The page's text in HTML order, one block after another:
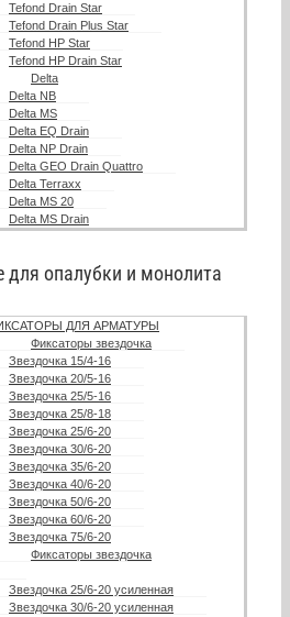
Tefond Drain Star
Tefond Drain Plus Star
Tefond HP Star
Tefond HP Drain Star
Delta
Delta NB
Delta MS
Delta EQ Drain
Delta NP Drain
Delta GEO Drain Quattro
Delta Terraxx
Delta MS 20
Delta MS Drain
опалубки и монолита
ДЛЯ АРМАТУРЫ
Фиксаторы звездочка
Звездочка 15/4-16
Звездочка 20/5-16
Звездочка 25/5-16
Звездочка 25/8-18
Звездочка 25/6-20
Звездочка 30/6-20
Звездочка 35/6-20
Звездочка 40/6-20
Звездочка 50/6-20
Звездочка 60/6-20
Звездочка 75/6-20
Фиксаторы звездочка
Звездочка 25/6-20 усиленная
Звездочка 30/6-20 усиленная